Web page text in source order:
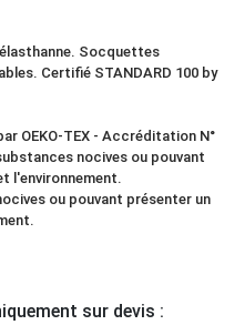
élasthanne. Socquettes
Certifié STANDARD 100 by
OEKO-TEX - Accréditation N°
nocives ou pouvant
l'environnement.
ou pouvant présenter un
sur devis :